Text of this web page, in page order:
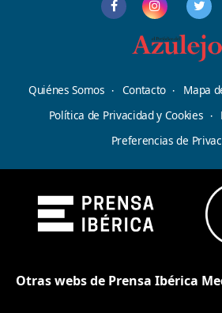
Quiénes Somos Contacto Mapa
Política de Privacidad y Cookies
Preferencias de
Otras webs de Prensa Ibérica